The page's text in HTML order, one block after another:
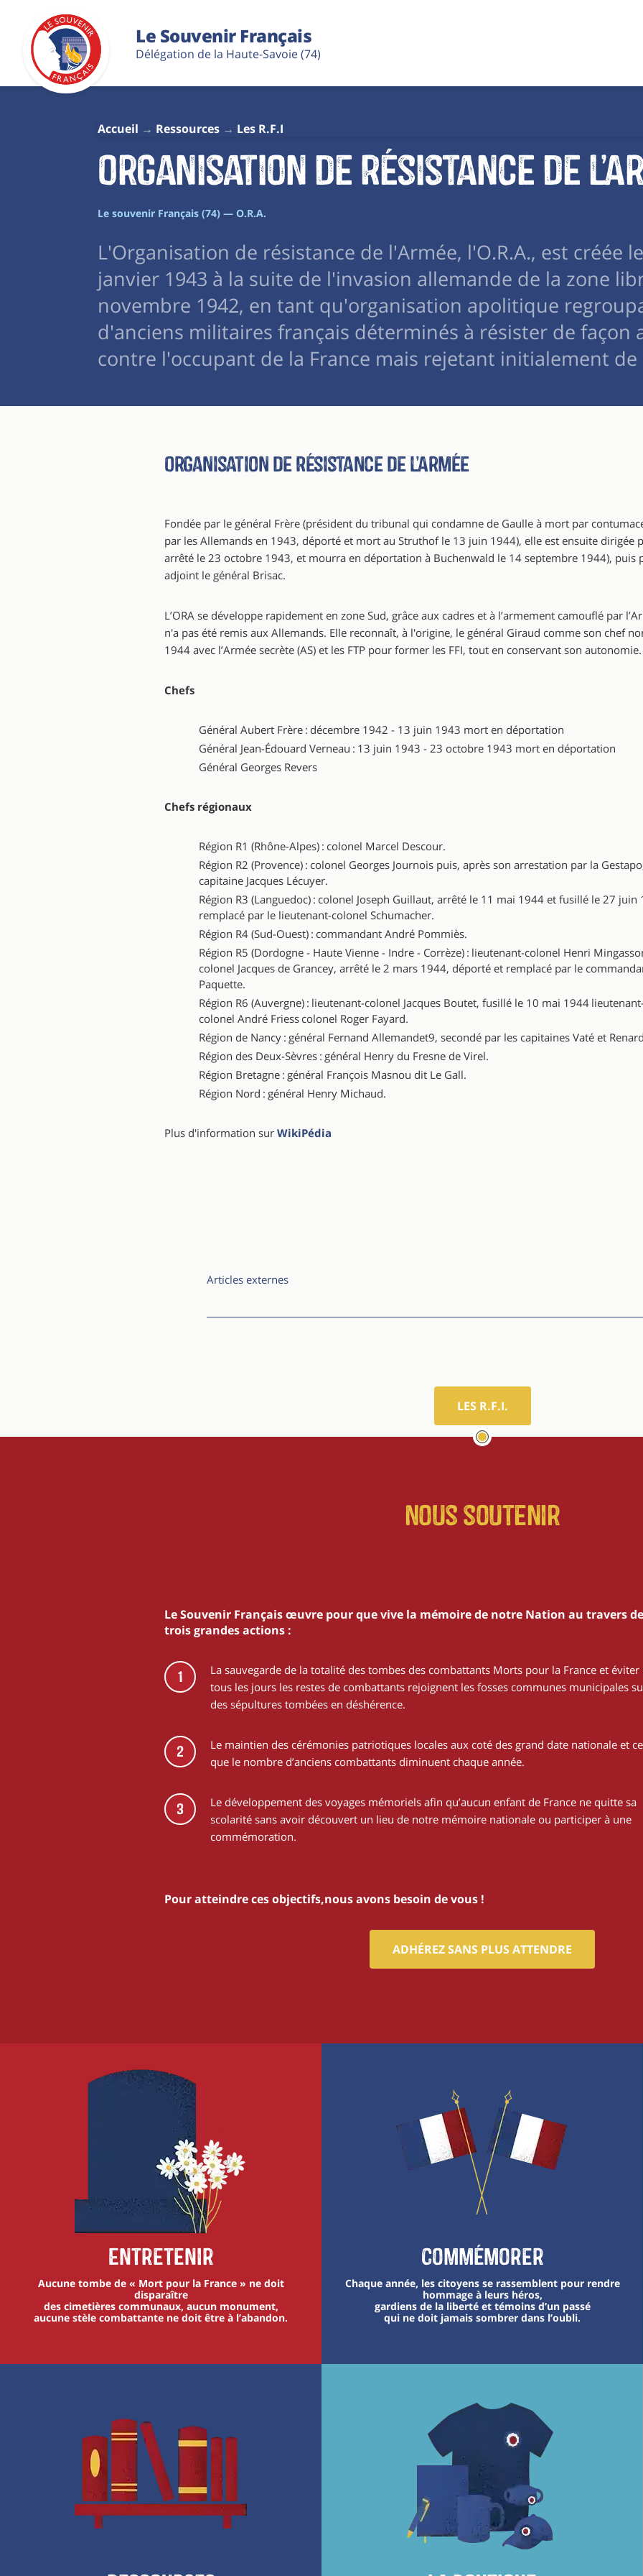
Le Souvenir Français
Délégation de la Haute-Savoie (74)
Accueil Ressources Les R.F.I
Organisation de Résistance de
Le souvenir Français (74) — O.R.A.
L'Organisation de résistance de l'Armée, l'O.R.A., est créée
janvier 1943 à la suite de l'invasion allemande de la zone
novembre 1942, en tant qu'organisation apolitique
d'anciens militaires français déterminés à résister de façon
contre l'occupant de la France mais rejetant initialement de
Organisation de Résistance de l’Armée
Fondée par le général Frère (président du tribunal qui condamne de Gaulle à mort par
par les Allemands en 1943, déporté et mort au Struthof le 13 juin 1944), elle est ensuite dirigée
arrêté le 23 octobre 1943, et mourra en déportation à Buchenwald le 14 septembre 1944), puis
adjoint le général Brisac.
L’ORA se développe rapidement en zone Sud, grâce aux cadres et à l’armement camouflé par
n'a pas été remis aux Allemands. Elle reconnaît, à l'origine, le général Giraud comme son chef
1944 avec l’Armée secrète (AS) et les FTP pour former les FFI, tout en conservant son autonomie.
Chefs
Général Aubert Frère : décembre 1942 - 13 juin 1943 mort en déportation
Général Jean-Édouard Verneau : 13 juin 1943 - 23 octobre 1943 mort en déportation
Général Georges Revers
Chefs régionaux
Région R1 (Rhône-Alpes) : colonel Marcel Descour.
Région R2 (Provence) : colonel Georges Journois puis, après son arrestation par la
capitaine Jacques Lécuyer.
Région R3 (Languedoc) : colonel Joseph Guillaut, arrêté le 11 mai 1944 et fusillé le 27 juin
remplacé par le lieutenant-colonel Schumacher.
Région R4 (Sud-Ouest) : commandant André Pommiès.
Région R5 (Dordogne - Haute Vienne - Indre - Corrèze) : lieutenant-colonel Henri
colonel Jacques de Grancey, arrêté le 2 mars 1944, déporté et remplacé par le
Paquette.
Région R6 (Auvergne) : lieutenant-colonel Jacques Boutet, fusillé le 10 mai 1944
colonel André Friess colonel Roger Fayard.
Région de Nancy : général Fernand Allemandet9, secondé par les capitaines Vaté et
Région des Deux-Sèvres : général Henry du Fresne de Virel.
Région Bretagne : général François Masnou dit Le Gall.
Région Nord : général Henry Michaud.
Plus d'information sur WikiPédia
Articles externes
LES R.F.I.
Nous soutenir
Le Souvenir Français œuvre pour que vive la mémoire de notre Nation au travers de
trois grandes actions :
1
La sauvegarde de la totalité des tombes des combattants Morts pour la France et éviter
tous les jours les restes de combattants rejoignent les fosses communes municipales
des sépultures tombées en déshérence.
2
Le maintien des cérémonies patriotiques locales aux coté des grand date nationale et
que le nombre d’anciens combattants diminuent chaque année.
3
Le développement des voyages mémoriels afin qu’aucun enfant de France ne quitte sa
scolarité sans avoir découvert un lieu de notre mémoire nationale ou participer à une
commémoration.
Pour atteindre ces objectifs,nous avons besoin de vous !
ADHÉREZ SANS PLUS ATTENDRE
Entretenir
Aucune tombe de « Mort pour la France » ne doit
disparaître
des cimetières communaux, aucun monument,
aucune stèle combattante ne doit être à l’abandon.
Commémorer
Chaque année, les citoyens se rassemblent pour rendre
hommage à leurs héros,
gardiens de la liberté et témoins d’un passé
qui ne doit jamais sombrer dans l’oubli.